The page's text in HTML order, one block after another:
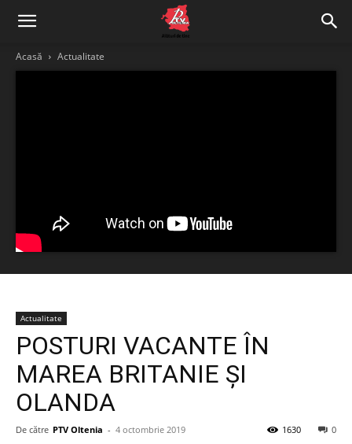
Acasă Actualitate
Actualitate
POSTURI VACANTE ÎN
MAREA BRITANIE ȘI
OLANDA
De către PTV Oltenia - 4 octombrie 2019 0
1630